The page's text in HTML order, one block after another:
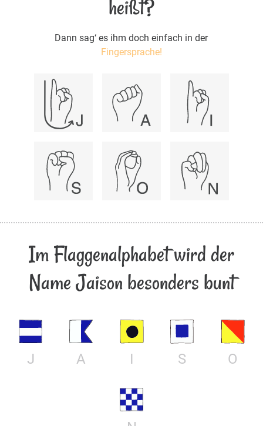
heißt?
Dann sag‘ es ihm doch einfach in der
Fingersprache!
Im Flaggenalphabet wird der
Name Jaison besonders bunt
J A I S O